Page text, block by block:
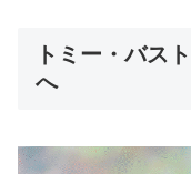
トミー・バス
へ